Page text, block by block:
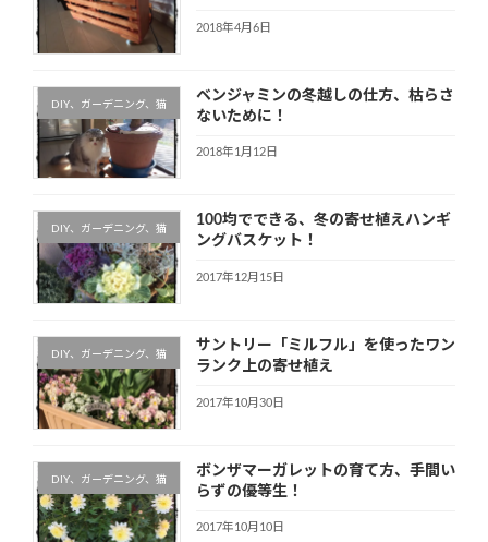
2018年4月6日
DIY、ガーデニング、猫
ベンジャミンの冬越しの仕方、枯らさ
ないために！
2018年1月12日
DIY、ガーデニング、猫
100均でできる、冬の寄せ植えハンギ
ングバスケット！
2017年12月15日
DIY、ガーデニング、猫
サントリー「ミルフル」を使ったワン
ランク上の寄せ植え
2017年10月30日
DIY、ガーデニング、猫
ボンザマーガレットの育て方、手間い
らずの優等生！
2017年10月10日